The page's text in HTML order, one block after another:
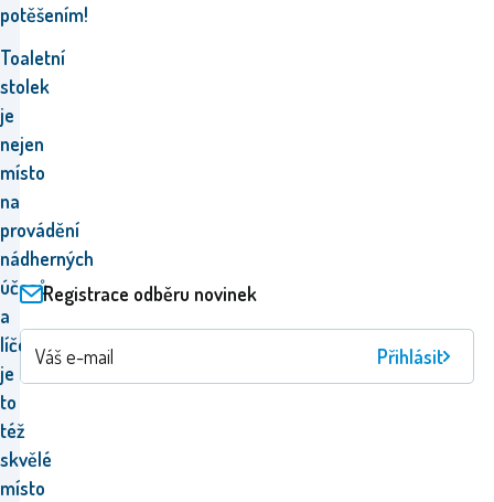
potěšením!
Toaletní
stolek
je
nejen
místo
na
provádění
nádherných
účesů
a
líčení,
je
to
též
skvělé
místo
Registrace odběru novinek
Přihlásit